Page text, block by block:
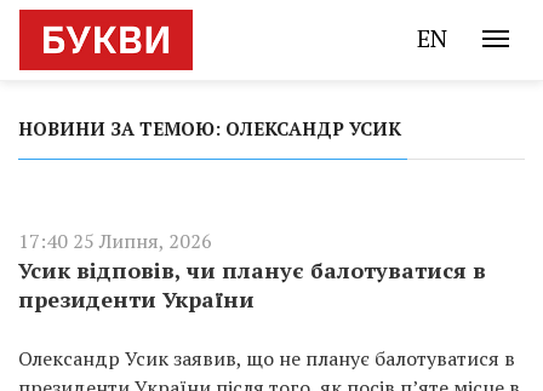
EN
НОВИНИ ЗА ТЕМОЮ: ОЛЕКСАНДР УСИК
17:40 25 Липня, 2026
Усик відповів, чи планує балотуватися в
президенти України
Олександр Усик заявив, що не планує балотуватися в